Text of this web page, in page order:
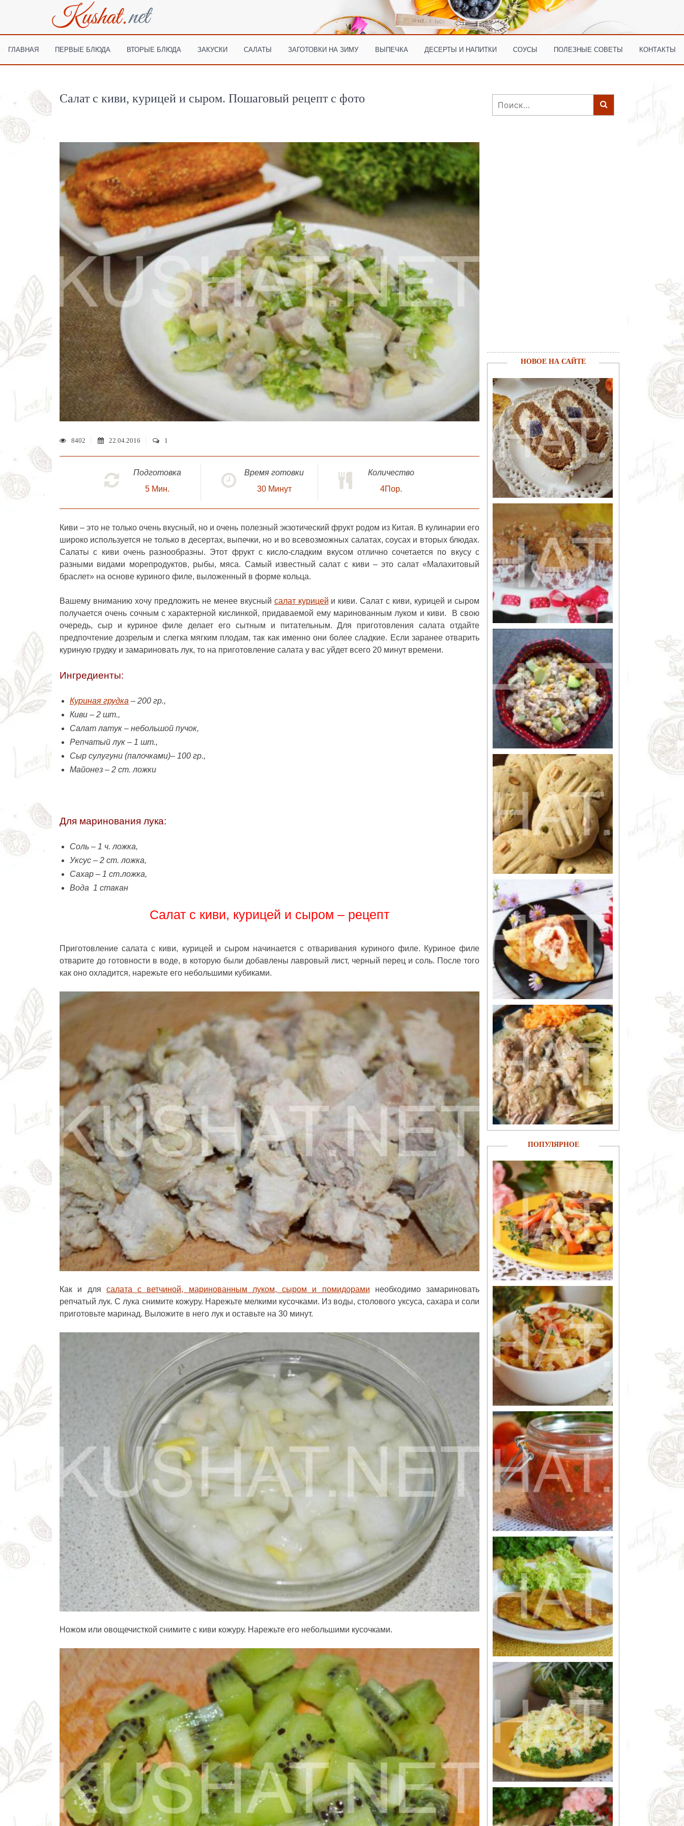
ГЛАВНАЯ ПЕРВЫЕ БЛЮДА ВТОРЫЕ БЛЮДА ЗАКУСКИ САЛАТЫ ЗАГОТОВКИ НА ЗИМУ ВЫПЕЧКА ДЕСЕРТЫ И НАПИТКИ СОУСЫ ПОЛЕЗНЫЕ СОВЕТЫ КОНТАКТЫ
Салат с киви, курицей и сыром. Пошаговый рецепт с фото
8402 22.04.2016 1
Подготовка
5 Мин.
Время готовки
30 Минут
Количество
4Пор.
Киви – это не только очень вкусный, но и очень полезный экзотический фрукт родом из Китая. В кулинарии его
широко используется не только в десертах, выпечки, но и во всевозможных салатах, соусах и вторых блюдах.
Салаты с киви очень разнообразны. Этот фрукт с кисло-сладким вкусом отлично сочетается по вкусу с
разными видами морепродуктов, рыбы, мяса. Самый известный салат с киви – это салат «Малахитовый
браслет» на основе куриного филе, выложенный в форме кольца.
Вашему вниманию хочу предложить не менее вкусный салат курицей и киви.Салат с киви, курицей и сыром
получается очень сочным с характерной кислинкой, придаваемой ему маринованным луком и киви. В свою
очередь, сыр и куриное филе делает его сытным и питательным. Для приготовления салата отдайте
предпочтение дозрелым и слегка мягким плодам, так как именно они более сладкие. Если заранее отварить
куриную грудку и замариновать лук, то на приготовление салата у вас уйдет всего 20 минут времени.
Ингредиенты:
Куриная грудка – 200 гр.,
Киви – 2 шт.,
Салат латук – небольшой пучок,
Репчатый лук – 1 шт.,
Сыр сулугуни (палочками)– 100 гр.,
Майонез – 2 ст. ложки
Для маринования лука:
Соль – 1 ч. ложка,
Уксус – 2 ст. ложка,
Сахар – 1 ст.ложка,
Вода 1 стакан
Салат с киви, курицей и сыром – рецепт
Приготовление салата с киви, курицей и сыром начинается с отваривания куриного филе. Куриное филе
отварите до готовности в воде, в которую были добавлены лавровый лист, черный перец и соль. После того
как оно охладится, нарежьте его небольшими кубиками.
Как и для салата с ветчиной, маринованным луком, сыром и помидорами необходимо замариновать
репчатый лук. С лука снимите кожуру. Нарежьте мелкими кусочками. Из воды, столового уксуса, сахара и соли
приготовьте маринад. Выложите в него лук и оставьте на 30 минут.
Ножом или овощечисткой снимите с киви кожуру. Нарежьте его небольшими кусочками.
Найти:
НОВОЕ НА САЙТЕ
ПОПУЛЯРНОЕ